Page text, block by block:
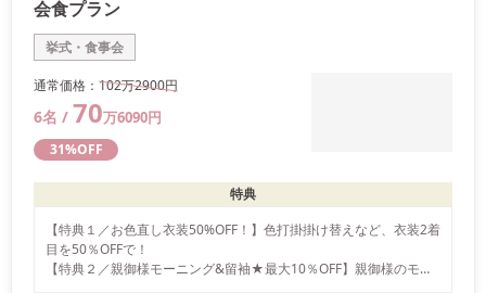
会食プラン
挙式・食事会
通常価格： 102万2900円
6名 / 70万6090円
31%OFF
特典
【特典１／お色直し衣装50%OFF！】色打掛掛け替えなど、衣装2着
目を50％OFFで！
【特典２／親御様モーニング&留袖★最大10％OFF】親御様のモー